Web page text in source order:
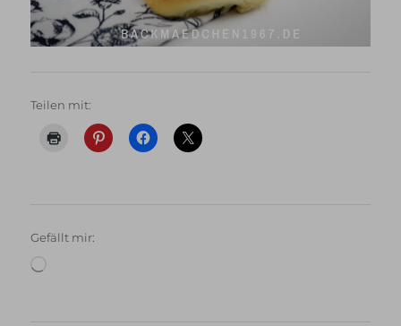
Teilen mit:
Gefällt mir: